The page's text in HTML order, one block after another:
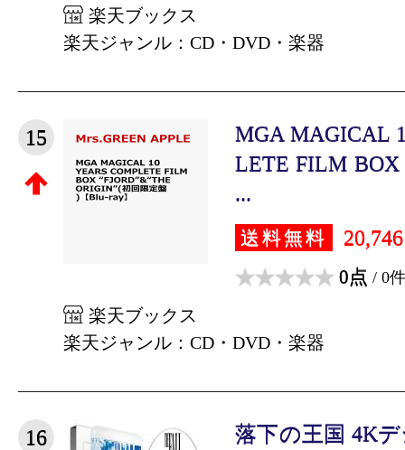
楽天ブックス
楽天ジャンル：CD・DVD・楽器
15
MGA MAGICAL
LETE FILM BOX
...
送料無料
0点 / 0件
楽天ブックス
楽天ジャンル：CD・DVD・楽器
16
落下の王国 4K